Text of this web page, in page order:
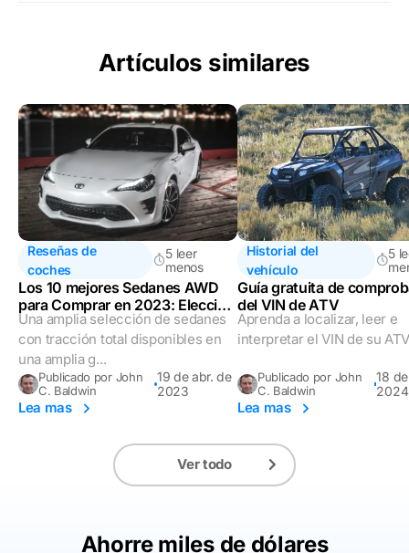
Artículos similares
Reseñas de
coches
5 leer
menos
Los 10 mejores Sedanes AWD
para Comprar en 2023: Elección
experta
Una amplia selección de sedanes
con tracción total disponibles en
una amplia g...
Publicado por John
C. Baldwin
19 de abr. de
2023
Lea mas
Historial del
vehículo
5
Guía gratuita de
del VIN de ATV
Aprenda a localizar, leer e
interpretar el VIN de su
Publicado por John
C. Baldwin
18
2024
Lea mas
Ver todo
Ahorre miles de dólares